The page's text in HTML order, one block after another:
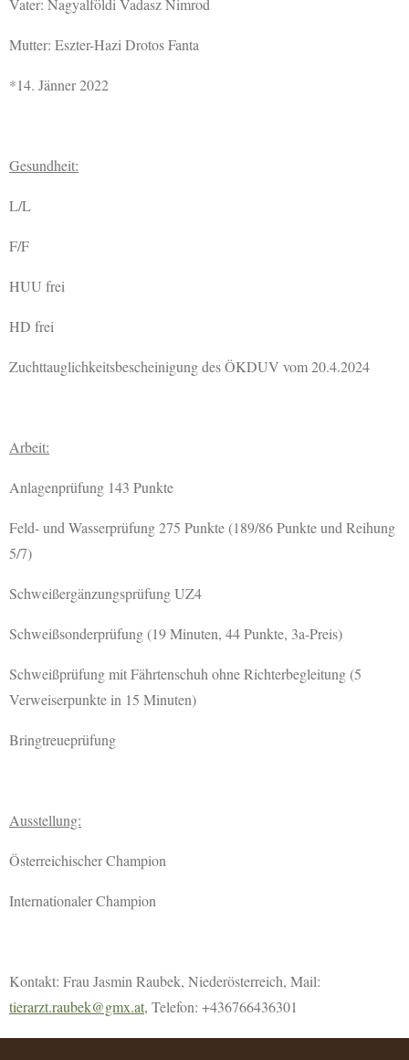
Mutter: Eszter-Hazi Drotos Fanta
*14. Jänner 2022
Gesundheit:
L/L
F/F
HUU frei
HD frei
Zuchttauglichkeitsbescheinigung des ÖKDUV vom 20.4.2024
Arbeit:
Anlagenprüfung 143 Punkte
Feld- und Wasserprüfung 275 Punkte (189/86 Punkte und Reihung
5/7)
Schweißergänzungsprüfung UZ4
Schweißsonderprüfung (19 Minuten, 44 Punkte, 3a-Preis)
Schweißprüfung mit Fährtenschuh ohne Richterbegleitung (5
Verweiserpunkte in 15 Minuten)
Bringtreueprüfung
Ausstellung:
Österreichischer Champion
Internationaler Champion
Kontakt: Frau Jasmin Raubek, Niederösterreich, Mail:
tierarzt.raubek@gmx.at, Telefon: +436766436301